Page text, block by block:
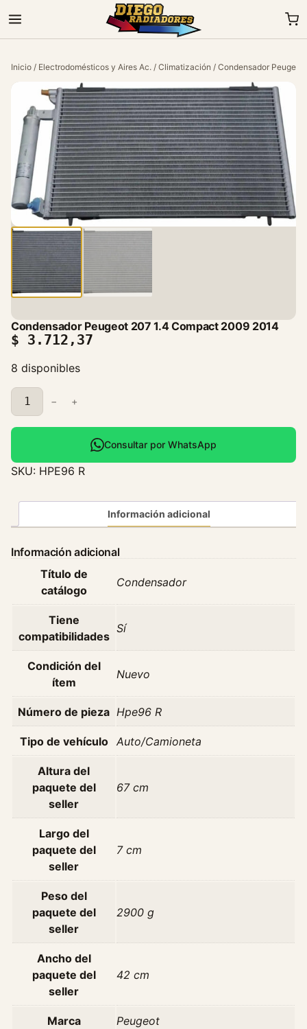
Inicio / Electrodomésticos y Aires Ac. / Climatización / Condensador
Condensador Peugeot 207 1.4 Compact 2009 2014
$ 3.712,37
8 disponibles
C
o
n
e
n
d
r
u
7
.
1
− +
Consultar por WhatsApp
SKU: HPE96 R
Información adicional
Información adicional
Título de
catálogo
Condensador
Tiene
compatibilidades
Sí
Condición del
ítem
Nuevo
Número de pieza Hpe96 R
Tipo de vehículo Auto/Camioneta
Altura del
paquete del
seller
67 cm
Largo del
paquete del
seller
7 cm
Peso del
paquete del
seller
2900 g
Ancho del
paquete del
seller
42 cm
Marca Peugeot